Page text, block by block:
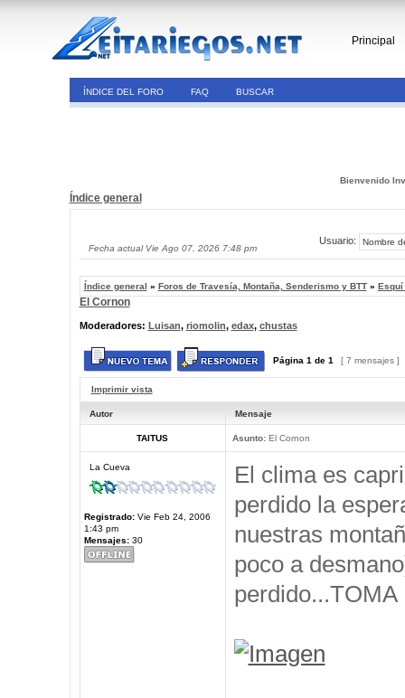
Principal
ÍNDICE DEL FORO FAQ BUSCAR
Bienvenido
Índice general
Fecha actual Vie Ago 07, 2026 7:48 pm
Usuario:
Índice general » Foros de Travesía, Montaña, Senderismo y BTT» Esquí
El Cornon
Moderadores: Luisan, riomolin, edax, chustas
Página 1 de 1 [ 7 mensajes ]
Imprimir vista
Autor Mensaje
TAITUS Asunto:El Cornon
La Cueva
Registrado:Vie Feb 24, 2006
1:43 pm
Mensajes:30
El clima es
perdido la
nuestras
poco a